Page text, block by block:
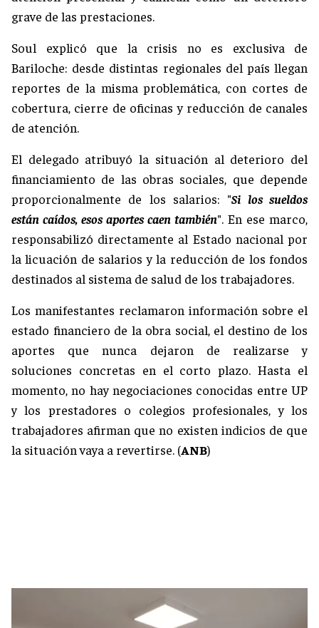
grave de las prestaciones.
Soul explicó que la crisis no es exclusiva de
Bariloche: desde distintas regionales del país llegan
reportes de la misma problemática, con cortes de
cobertura, cierre de oficinas y reducción de canales
de atención.
El delegado atribuyó la situación al deterioro del
financiamiento de las obras sociales, que depende
proporcionalmente de los salarios: "Si los sueldos
están caídos, esos aportes caen también". En ese marco,
responsabilizó directamente al Estado nacional por
la licuación de salarios y la reducción de los fondos
destinados al sistema de salud de los trabajadores.
Los manifestantes reclamaron información sobre el
estado financiero de la obra social, el destino de los
aportes que nunca dejaron de realizarse y
soluciones concretas en el corto plazo. Hasta el
momento, no hay negociaciones conocidas entre UP
y los prestadores o colegios profesionales, y los
trabajadores afirman que no existen indicios de que
la situación vaya a revertirse. (ANB)